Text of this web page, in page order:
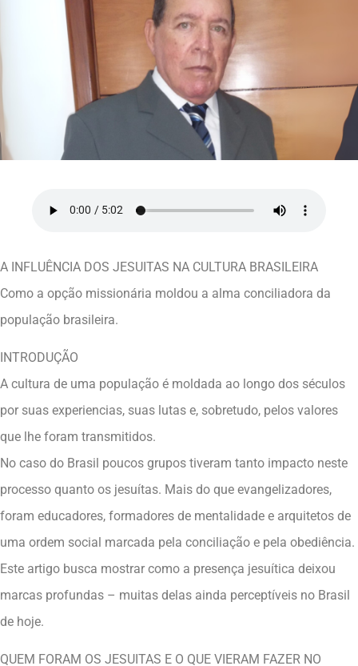
A INFLUÊNCIA DOS JESUITAS NA CULTURA BRASILEIRA
Como a opção missionária moldou a alma conciliadora da
população brasileira.
INTRODUÇÃO
A cultura de uma população é moldada ao longo dos séculos
por suas experiencias, suas lutas e, sobretudo, pelos valores
que lhe foram transmitidos.
No caso do Brasil poucos grupos tiveram tanto impacto neste
processo quanto os jesuítas. Mais do que evangelizadores,
foram educadores, formadores de mentalidade e arquitetos de
uma ordem social marcada pela conciliação e pela obediência.
Este artigo busca mostrar como a presença jesuítica deixou
marcas profundas – muitas delas ainda perceptíveis no Brasil
de hoje.
QUEM FORAM OS JESUITAS E O QUE VIERAM FAZER NO